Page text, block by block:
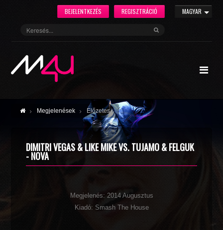
MAGYAR
REGISZTRÁCIÓ
BEJELENTKEZÉS
Megjelenések Előzetes
DIMITRI VEGAS & LIKE MIKE VS. TUJAMO & FELGUK
- NOVA
Megjelenés: 2014 Augusztus
Kiadó: Smash The House